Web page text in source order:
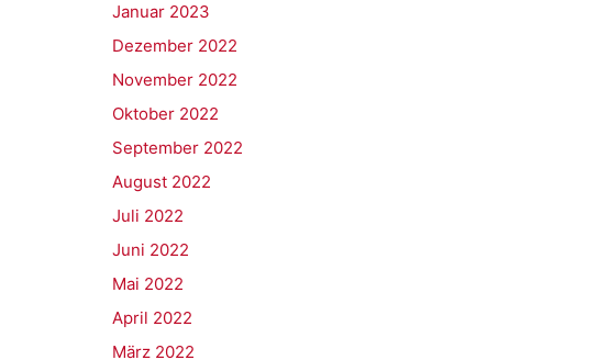
Januar 2023
Dezember 2022
November 2022
Oktober 2022
September 2022
August 2022
Juli 2022
Juni 2022
Mai 2022
April 2022
März 2022